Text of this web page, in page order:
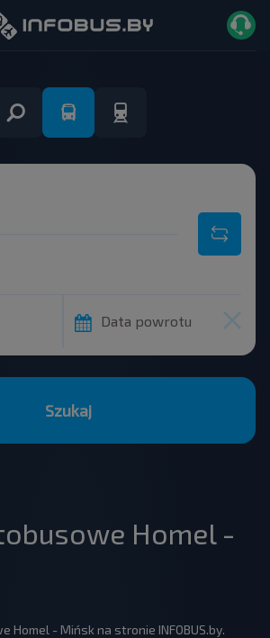
Data powrotu
Szukaj
Homel -
Homel - Mińsk na stronie INFOBUS.by.